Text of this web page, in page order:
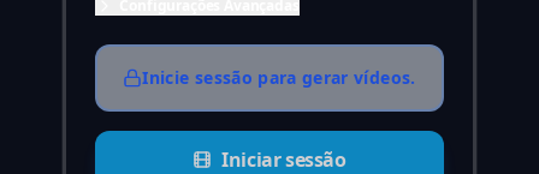
Inicie sessão para gerar vídeos.
Iniciar sessão